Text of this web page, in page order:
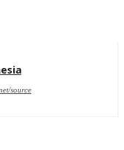
source